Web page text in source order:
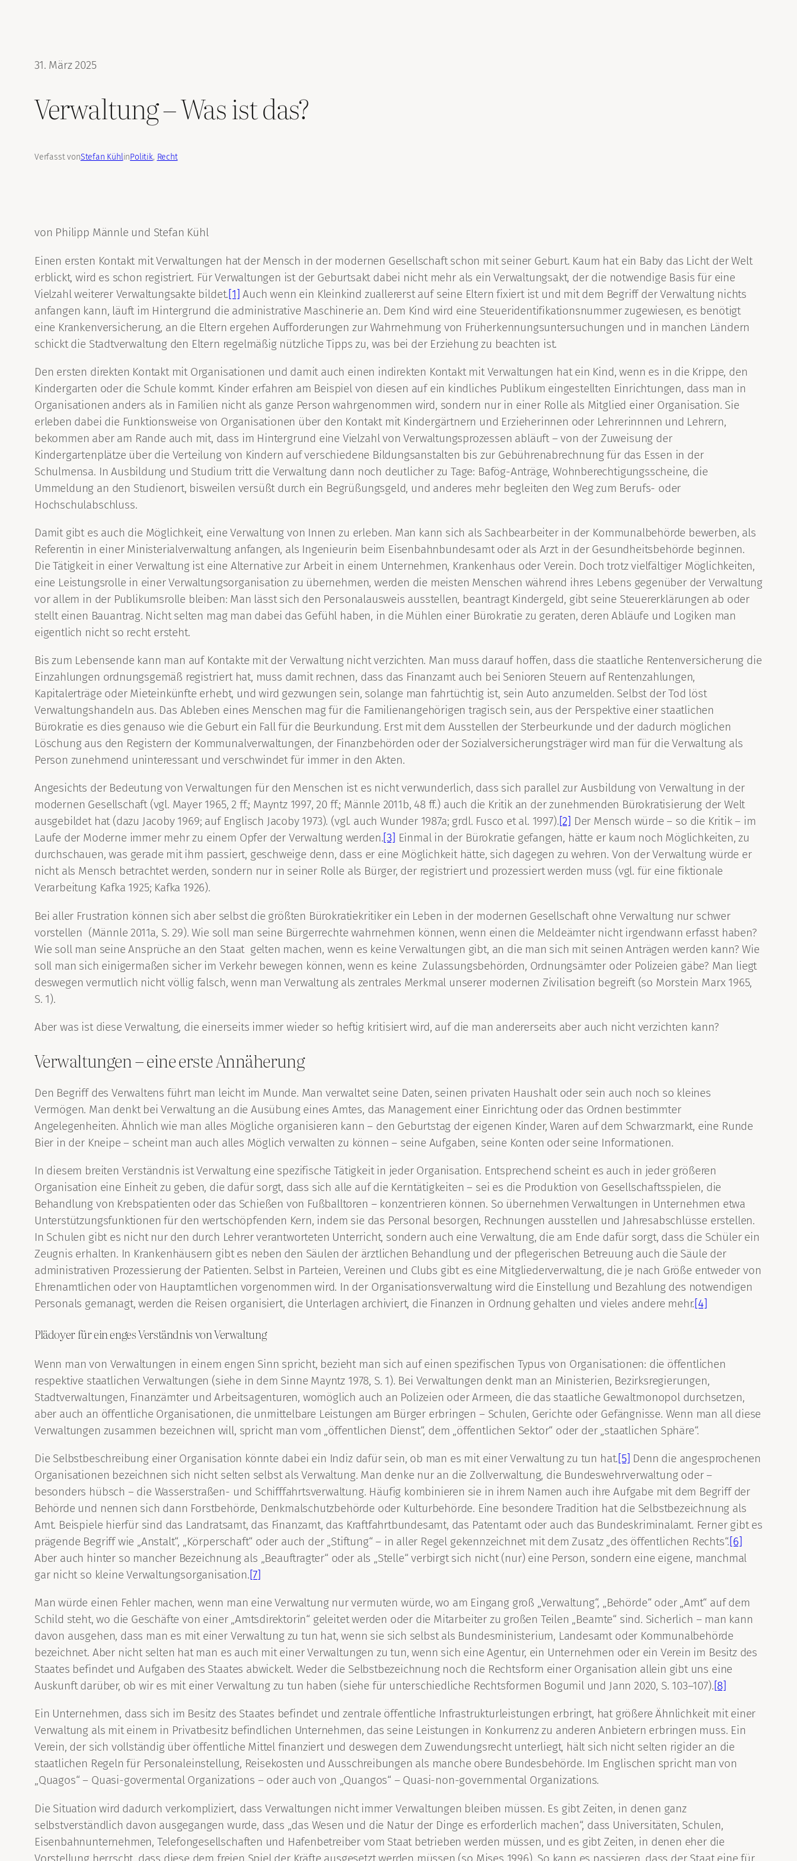
31. März 2025
Verwaltung – Was ist das?
Verfasst vonStefan KühlinPolitik, Recht
von Philipp Männle und Stefan Kühl
Einen ersten Kontakt mit Verwaltungen hat der Mensch in der modernen Gesellschaft schon mit seiner Geburt. Kaum hat ein Baby das Licht der Welt
erblickt, wird es schon registriert. Für Verwaltungen ist der Geburtsakt dabei nicht mehr als ein Verwaltungsakt, der die notwendige Basis für eine
Vielzahl weiterer Verwaltungsakte bildet.[1] Auch wenn ein Kleinkind zuallererst auf seine Eltern fixiert ist und mit dem Begriff der Verwaltung nichts
anfangen kann, läuft im Hintergrund die administrative Maschinerie an. Dem Kind wird eine Steueridentifikationsnummer zugewiesen, es benötigt
eine Krankenversicherung, an die Eltern ergehen Aufforderungen zur Wahrnehmung von Früherkennungsuntersuchungen und in manchen Ländern
schickt die Stadtverwaltung den Eltern regelmäßig nützliche Tipps zu, was bei der Erziehung zu beachten ist.
Den ersten direkten Kontakt mit Organisationen und damit auch einen indirekten Kontakt mit Verwaltungen hat ein Kind, wenn es in die Krippe, den
Kindergarten oder die Schule kommt. Kinder erfahren am Beispiel von diesen auf ein kindliches Publikum eingestellten Einrichtungen, dass man in
Organisationen anders als in Familien nicht als ganze Person wahrgenommen wird, sondern nur in einer Rolle als Mitglied einer Organisation. Sie
erleben dabei die Funktionsweise von Organisationen über den Kontakt mit Kindergärtnern und Erzieherinnen oder Lehrerinnnen und Lehrern,
bekommen aber am Rande auch mit, dass im Hintergrund eine Vielzahl von Verwaltungsprozessen abläuft – von der Zuweisung der
Kindergartenplätze über die Verteilung von Kindern auf verschiedene Bildungsanstalten bis zur Gebührenabrechnung für das Essen in der
Schulmensa. In Ausbildung und Studium tritt die Verwaltung dann noch deutlicher zu Tage: Bafög-Anträge, Wohnberechtigungsscheine, die
Ummeldung an den Studienort, bisweilen versüßt durch ein Begrüßungsgeld, und anderes mehr begleiten den Weg zum Berufs- oder
Hochschulabschluss.
Damit gibt es auch die Möglichkeit, eine Verwaltung von Innen zu erleben. Man kann sich als Sachbearbeiter in der Kommunalbehörde bewerben, als
Referentin in einer Ministerialverwaltung anfangen, als Ingenieurin beim Eisenbahnbundesamt oder als Arzt in der Gesundheitsbehörde beginnen.
Die Tätigkeit in einer Verwaltung ist eine Alternative zur Arbeit in einem Unternehmen, Krankenhaus oder Verein. Doch trotz vielfältiger Möglichkeiten,
eine Leistungsrolle in einer Verwaltungsorganisation zu übernehmen, werden die meisten Menschen während ihres Lebens gegenüber der Verwaltung
vor allem in der Publikumsrolle bleiben: Man lässt sich den Personalausweis ausstellen, beantragt Kindergeld, gibt seine Steuererklärungen ab oder
stellt einen Bauantrag. Nicht selten mag man dabei das Gefühl haben, in die Mühlen einer Bürokratie zu geraten, deren Abläufe und Logiken man
eigentlich nicht so recht ersteht.
Bis zum Lebensende kann man auf Kontakte mit der Verwaltung nicht verzichten. Man muss darauf hoffen, dass die staatliche Rentenversicherung die
Einzahlungen ordnungsgemäß registriert hat, muss damit rechnen, dass das Finanzamt auch bei Senioren Steuern auf Rentenzahlungen,
Kapitalerträge oder Mieteinkünfte erhebt, und wird gezwungen sein, solange man fahrtüchtig ist, sein Auto anzumelden. Selbst der Tod löst
Verwaltungshandeln aus. Das Ableben eines Menschen mag für die Familienangehörigen tragisch sein, aus der Perspektive einer staatlichen
Bürokratie es dies genauso wie die Geburt ein Fall für die Beurkundung. Erst mit dem Ausstellen der Sterbeurkunde und der dadurch möglichen
Löschung aus den Registern der Kommunalverwaltungen, der Finanzbehörden oder der Sozialversicherungsträger wird man für die Verwaltung als
Person zunehmend uninteressant und verschwindet für immer in den Akten.
Angesichts der Bedeutung von Verwaltungen für den Menschen ist es nicht verwunderlich, dass sich parallel zur Ausbildung von Verwaltung in der
modernen Gesellschaft (vgl. Mayer 1965, 2 ff.; Mayntz 1997, 20 ff.; Männle 2011b, 48 ff.) auch die Kritik an der zunehmenden Bürokratisierung der Welt
ausgebildet hat (dazu Jacoby 1969; auf Englisch Jacoby 1973). (vgl. auch Wunder 1987a; grdl. Fusco et al. 1997).[2] Der Mensch würde – so die Kritik – im
Laufe der Moderne immer mehr zu einem Opfer der Verwaltung werden.[3] Einmal in der Bürokratie gefangen, hätte er kaum noch Möglichkeiten, zu
durchschauen, was gerade mit ihm passiert, geschweige denn, dass er eine Möglichkeit hätte, sich dagegen zu wehren. Von der Verwaltung würde er
nicht als Mensch betrachtet werden, sondern nur in seiner Rolle als Bürger, der registriert und prozessiert werden muss (vgl. für eine fiktionale
Verarbeitung Kafka 1925; Kafka 1926).
Bei aller Frustration können sich aber selbst die größten Bürokratiekritiker ein Leben in der modernen Gesellschaft ohne Verwaltung nur schwer
vorstellen (Männle 2011a, S. 29). Wie soll man seine Bürgerrechte wahrnehmen können, wenn einen die Meldeämter nicht irgendwann erfasst haben?
Wie soll man seine Ansprüche an den Staat gelten machen, wenn es keine Verwaltungen gibt, an die man sich mit seinen Anträgen werden kann? Wie
soll man sich einigermaßen sicher im Verkehr bewegen können, wenn es keine Zulassungsbehörden, Ordnungsämter oder Polizeien gäbe? Man liegt
deswegen vermutlich nicht völlig falsch, wenn man Verwaltung als zentrales Merkmal unserer modernen Zivilisation begreift (so Morstein Marx 1965,
S. 1).
Aber was ist diese Verwaltung, die einerseits immer wieder so heftig kritisiert wird, auf die man andererseits aber auch nicht verzichten kann?
Verwaltungen – eine erste Annäherung
Den Begriff des Verwaltens führt man leicht im Munde. Man verwaltet seine Daten, seinen privaten Haushalt oder sein auch noch so kleines
Vermögen. Man denkt bei Verwaltung an die Ausübung eines Amtes, das Management einer Einrichtung oder das Ordnen bestimmter
Angelegenheiten. Ähnlich wie man alles Mögliche organisieren kann – den Geburtstag der eigenen Kinder, Waren auf dem Schwarzmarkt, eine Runde
Bier in der Kneipe – scheint man auch alles Möglich verwalten zu können – seine Aufgaben, seine Konten oder seine Informationen.
In diesem breiten Verständnis ist Verwaltung eine spezifische Tätigkeit in jeder Organisation. Entsprechend scheint es auch in jeder größeren
Organisation eine Einheit zu geben, die dafür sorgt, dass sich alle auf die Kerntätigkeiten – sei es die Produktion von Gesellschaftsspielen, die
Behandlung von Krebspatienten oder das Schießen von Fußballtoren – konzentrieren können. So übernehmen Verwaltungen in Unternehmen etwa
Unterstützungsfunktionen für den wertschöpfenden Kern, indem sie das Personal besorgen, Rechnungen ausstellen und Jahresabschlüsse erstellen.
In Schulen gibt es nicht nur den durch Lehrer verantworteten Unterricht, sondern auch eine Verwaltung, die am Ende dafür sorgt, dass die Schüler ein
Zeugnis erhalten. In Krankenhäusern gibt es neben den Säulen der ärztlichen Behandlung und der pflegerischen Betreuung auch die Säule der
administrativen Prozessierung der Patienten. Selbst in Parteien, Vereinen und Clubs gibt es eine Mitgliederverwaltung, die je nach Größe entweder von
Ehrenamtlichen oder von Hauptamtlichen vorgenommen wird. In der Organisationsverwaltung wird die Einstellung und Bezahlung des notwendigen
Personals gemanagt, werden die Reisen organisiert, die Unterlagen archiviert, die Finanzen in Ordnung gehalten und vieles andere mehr.[4]
Plädoyer für ein enges Verständnis von Verwaltung
Wenn man von Verwaltungen in einem engen Sinn spricht, bezieht man sich auf einen spezifischen Typus von Organisationen: die öffentlichen
respektive staatlichen Verwaltungen (siehe in dem Sinne Mayntz 1978, S. 1). Bei Verwaltungen denkt man an Ministerien, Bezirksregierungen,
Stadtverwaltungen, Finanzämter und Arbeitsagenturen, womöglich auch an Polizeien oder Armeen, die das staatliche Gewaltmonopol durchsetzen,
aber auch an öffentliche Organisationen, die unmittelbare Leistungen am Bürger erbringen – Schulen, Gerichte oder Gefängnisse. Wenn man all diese
Verwaltungen zusammen bezeichnen will, spricht man vom „öffentlichen Dienst“, dem „öffentlichen Sektor“ oder der „staatlichen Sphäre“.
Die Selbstbeschreibung einer Organisation könnte dabei ein Indiz dafür sein, ob man es mit einer Verwaltung zu tun hat.[5] Denn die angesprochenen
Organisationen bezeichnen sich nicht selten selbst als Verwaltung. Man denke nur an die Zollverwaltung, die Bundeswehrverwaltung oder –
besonders hübsch – die Wasserstraßen- und Schifffahrtsverwaltung. Häufig kombinieren sie in ihrem Namen auch ihre Aufgabe mit dem Begriff der
Behörde und nennen sich dann Forstbehörde, Denkmalschutzbehörde oder Kulturbehörde. Eine besondere Tradition hat die Selbstbezeichnung als
Amt. Beispiele hierfür sind das Landratsamt, das Finanzamt, das Kraftfahrtbundesamt, das Patentamt oder auch das Bundeskriminalamt. Ferner gibt es
prägende Begriff wie „Anstalt“, „Körperschaft“ oder auch der „Stiftung“ – in aller Regel gekennzeichnet mit dem Zusatz „des öffentlichen Rechts“.[6]
Aber auch hinter so mancher Bezeichnung als „Beauftragter“ oder als „Stelle“ verbirgt sich nicht (nur) eine Person, sondern eine eigene, manchmal
gar nicht so kleine Verwaltungsorganisation.[7]
Man würde einen Fehler machen, wenn man eine Verwaltung nur vermuten würde, wo am Eingang groß „Verwaltung“, „Behörde“ oder „Amt“ auf dem
Schild steht, wo die Geschäfte von einer „Amtsdirektorin“ geleitet werden oder die Mitarbeiter zu großen Teilen „Beamte“ sind. Sicherlich – man kann
davon ausgehen, dass man es mit einer Verwaltung zu tun hat, wenn sie sich selbst als Bundesministerium, Landesamt oder Kommunalbehörde
bezeichnet. Aber nicht selten hat man es auch mit einer Verwaltungen zu tun, wenn sich eine Agentur, ein Unternehmen oder ein Verein im Besitz des
Staates befindet und Aufgaben des Staates abwickelt. Weder die Selbstbezeichnung noch die Rechtsform einer Organisation allein gibt uns eine
Auskunft darüber, ob wir es mit einer Verwaltung zu tun haben (siehe für unterschiedliche Rechtsformen Bogumil und Jann 2020, S. 103–107).[8]
Ein Unternehmen, dass sich im Besitz des Staates befindet und zentrale öffentliche Infrastrukturleistungen erbringt, hat größere Ähnlichkeit mit einer
Verwaltung als mit einem in Privatbesitz befindlichen Unternehmen, das seine Leistungen in Konkurrenz zu anderen Anbietern erbringen muss. Ein
Verein, der sich vollständig über öffentliche Mittel finanziert und deswegen dem Zuwendungsrecht unterliegt, hält sich nicht selten rigider an die
staatlichen Regeln für Personaleinstellung, Reisekosten und Ausschreibungen als manche obere Bundesbehörde. Im Englischen spricht man von
„Quagos“ – Quasi-govermental Organizations – oder auch von „Quangos“ – Quasi-non-governmental Organizations.
Die Situation wird dadurch verkompliziert, dass Verwaltungen nicht immer Verwaltungen bleiben müssen. Es gibt Zeiten, in denen ganz
selbstverständlich davon ausgegangen wurde, dass „das Wesen und die Natur der Dinge es erforderlich machen“, dass Universitäten, Schulen,
Eisenbahnunternehmen, Telefongesellschaften und Hafenbetreiber vom Staat betrieben werden müssen, und es gibt Zeiten, in denen eher die
Vorstellung herrscht, dass diese dem freien Spiel der Kräfte ausgesetzt werden müssen (so Mises 1996). So kann es passieren, dass der Staat eine für